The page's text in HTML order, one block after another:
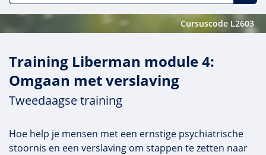
Cursuscode L2603
Training Liberman module 4:
Omgaan met verslaving
Tweedaagse training
Hoe help je mensen met een ernstige psychiatrische
stoornis en een verslaving om stappen te zetten naar